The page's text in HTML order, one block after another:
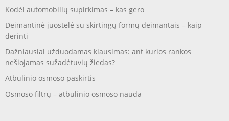
Kodėl automobilių supirkimas – kas gero
Deimantinė juostelė su skirtingų formų deimantais – kaip
derinti
Dažniausiai užduodamas klausimas: ant kurios rankos
nešiojamas sužadėtuvių žiedas?
Atbulinio osmoso paskirtis
Osmoso filtrų – atbulinio osmoso nauda